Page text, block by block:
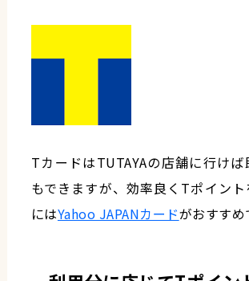
TカードはTUTAYAの店舗に行けば
もできますが、効率良くTポイント
にはYahoo JAPANカードがおすすめ